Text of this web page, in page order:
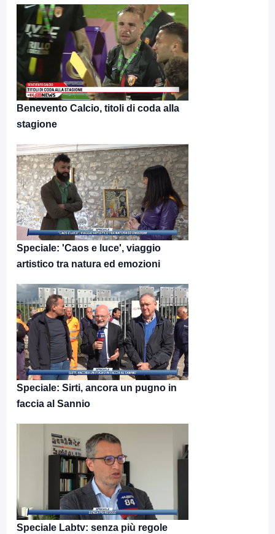
Benevento Calcio, titoli di coda alla
stagione
Speciale: 'Caos e luce', viaggio
artistico tra natura ed emozioni
Speciale: Sirti, ancora un pugno in
faccia al Sannio
Speciale Labtv: senza più regole